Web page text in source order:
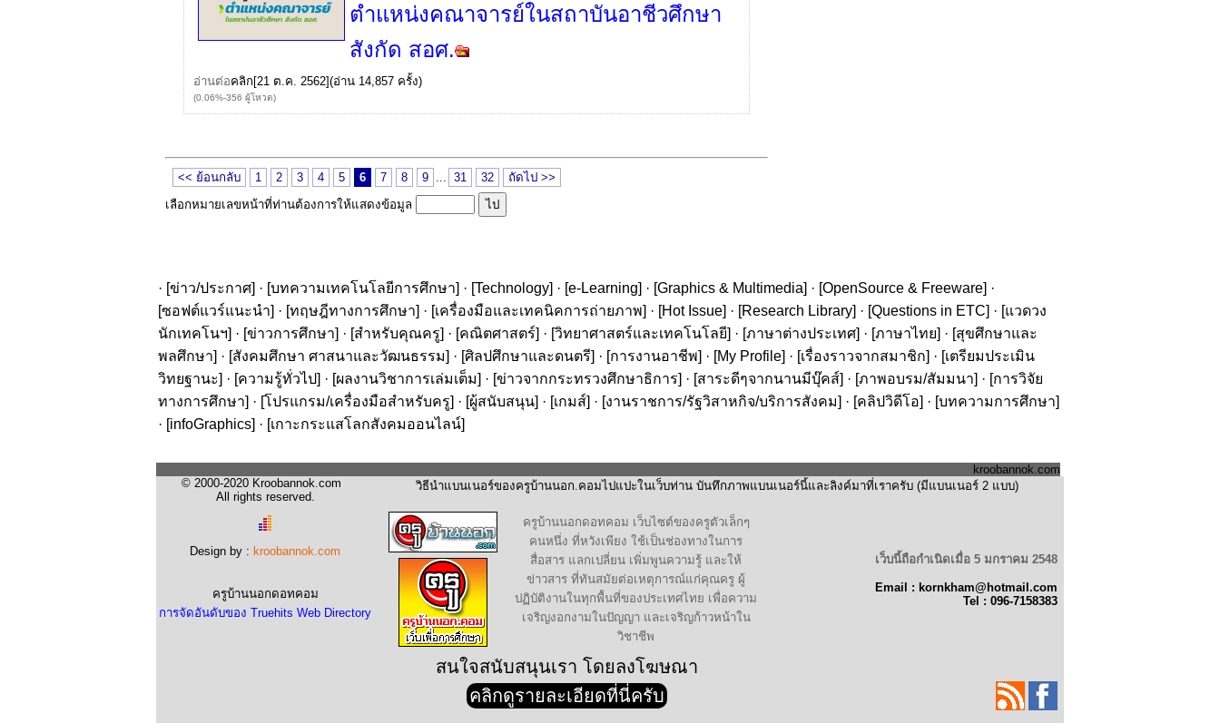
ตำแหน่งคณาจารย์ในสถาบันอาชีวศึกษา
สังกัด สอศ.
อ่านต่อคลิก[21 ต.ค. 2562](อ่าน 14,857 ครั้ง)
(0.06%-356 ผู้โหวต)
<< ย้อนกลับ 1 2 3 4 5 6 7 8 9 31 32
ถัดไป >>
เลือกหมายเลขหน้าที่ท่านต้องการให้แสดงข้อมูล
· [ข่าว/ประกาศ] · [บทความเทคโนโลยีการศึกษา] · [Technology] · [e-Learning] · [Graphics & Multimedia] · [OpenSource & Freeware] ·
[ซอฟต์แวร์แนะนำ] · [ทฤษฎีทางการศึกษา] · [เครื่องมือและเทคนิคการถ่ายภาพ] · [Hot Issue] · [Research Library] · [Questions in ETC] · [แวดวง
นักเทคโนฯ] · [ข่าวการศึกษา] · [สำหรับคุณครู] · [คณิตศาสตร์] · [วิทยาศาสตร์และเทคโนโลยี] · [ภาษาต่างประเทศ] · [ภาษาไทย] · [สุขศึกษาและ
พลศึกษา] · [สังคมศึกษา ศาสนาและวัฒนธรรม] · [ศิลปศึกษาและดนตรี] · [การงานอาชีพ] · [My Profile] · [เรื่องราวจากสมาชิก] · [เตรียมประเมิน
วิทยฐานะ] · [ความรู้ทั่วไป] · [ผลงานวิชาการเล่มเต็ม] · [ข่าวจากกระทรวงศึกษาธิการ] · [สาระดีๆจากนานมีบุ๊คส์] · [ภาพอบรม/สัมมนา] · [การวิจัย
ทางการศึกษา] · [โปรแกรม/เครื่องมือสำหรับครู] · [ผู้สนับสนุน] · [เกมส์] · [งานราชการ/รัฐวิสาหกิจ/บริการสังคม] · [คลิปวิดีโอ] · [บทความการศึกษา]
· [infoGraphics] · [เกาะกระแสโลกสังคมออนไลน์]
kroobannok.com
© 2000-2020 Kroobannok.com
All rights reserved.
Design by : kroobannok.com
ครูบ้านนอกดอทคอม
การจัดอันดับของ Truehits Web Directory
วิธีนำแบนเนอร์ของครูบ้านนอก.คอมไปแปะในเว็บท่าน บันทึกภาพแบนเนอร์นี้และลิงค์มาที่เราครับ (มีแบนเนอร์ 2 แบบ)
ครูบ้านนอกดอทคอม เว็บไซต์ของครูตัวเล็กๆ
คนหนึ่ง ที่หวังเพียง ใช้เป็นช่องทางในการ
สื่อสาร แลกเปลี่ยน เพิ่มพูนความรู้ และให้
ข่าวสาร ที่ทันสมัยต่อเหตุการณ์แก่คุณครู ผู้
ปฏิบัติงานในทุกพื้นที่ของประเทศไทย เพื่อความ
เจริญงอกงามในปัญญา และเจริญก้าวหน้าใน
วิชาชีพ
เว็บนี้ถือกำเนิดเมื่อ 5 มกราคม 2548
Email : kornkham@hotmail.com
Tel : 096-7158383
สนใจสนับสนุนเรา โดยลงโฆษณา
คลิกดูรายละเอียดที่นี่ครับ